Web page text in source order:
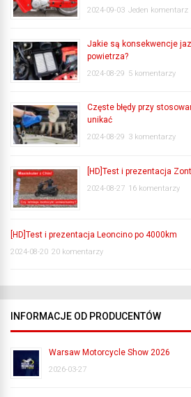
2024-09-03 Jeden komentarz
Jakie są konsekwencje
powietrza?
2024-08-29 5 komentarzy
Częste błędy przy
unikać
2024-08-29 3 komentarzy
[HD]Test i prezentacja
2024-08-27 16 komentarzy
[HD]Test i prezentacja Leoncino po 4000km
2024-08-20 20 komentarzy
INFORMACJE OD PRODUCENTÓW
Warsaw Motorcycle Show 2026
2026-03-27